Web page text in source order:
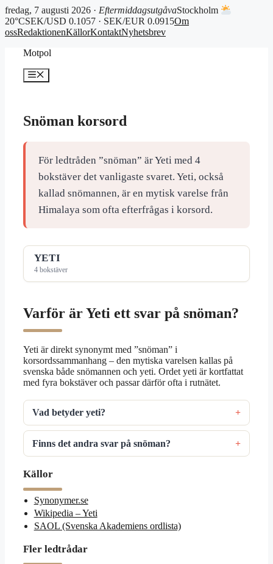
fredag, 7 augusti 2026 · EftermiddagsutgåvaStockholm
20°CSEK/USD 0.1057 · SEK/EUR 0.0915Om
ossRedaktionenKällorKontaktNyhetsbrev
Motpol
Meny
Snöman korsord
För ledtråden ”snöman” är Yeti med 4
bokstäver det vanligaste svaret. Yeti, också
kallad snömannen, är en mytisk varelse från
Himalaya som ofta efterfrågas i korsord.
YETI
4 bokstäver
Varför är Yeti ett svar på snöman?
Yeti är direkt synonymt med ”snöman” i
korsordssammanhang – den mytiska varelsen kallas på
svenska både snömannen och yeti. Ordet yeti är kortfattat
med fyra bokstäver och passar därför ofta i rutnätet.
Vad betyder yeti?
Finns det andra svar på snöman?
Källor
Synonymer.se
Wikipedia – Yeti
SAOL (Svenska Akademiens ordlista)
Fler ledtrådar